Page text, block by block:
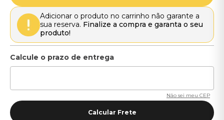
Adicionar o produto no carrinho não garante a
sua reserva. Finalize a compra e garanta o seu
produto!
Não sei meu CEP